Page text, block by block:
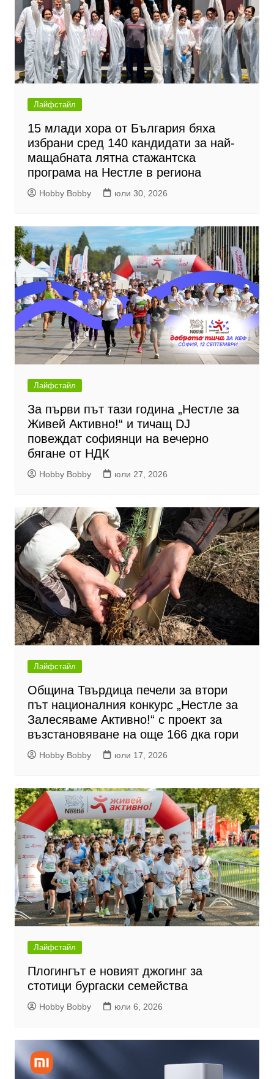
Лайфстайл
15 млади хора от България бяха
избрани сред 140 кандидати за най-
мащабната лятна стажантска
програма на Нестле в региона
Hobby Bobby юли 30, 2026
Лайфстайл
За първи път тази година „Нестле за
Живей Активно!“ и тичащ DJ
повеждат софиянци на вечерно
бягане от НДК
Hobby Bobby юли 27, 2026
Лайфстайл
Община Твърдица печели за втори
път националния конкурс „Нестле за
Залесяваме Активно!“ с проект за
възстановяване на още 166 дка гори
Hobby Bobby юли 17, 2026
Лайфстайл
Плогингът е новият джогинг за
стотици бургаски семейства
Hobby Bobby юли 6, 2026